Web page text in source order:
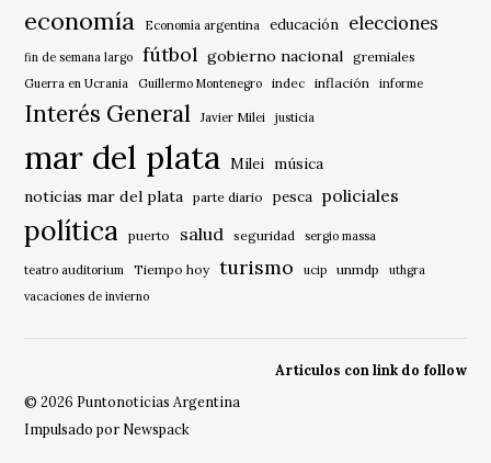
economía Economía argentina educación elecciones
fin de semana largo fútbol gobierno nacional gremiales
Guerra en Ucrania Guillermo Montenegro indec inflación informe
Interés General Javier Milei justicia
mar del plata Milei música
noticias mar del plata
parte diario pesca policiales
política puerto salud seguridad sergio massa
teatro auditorium Tiempo hoy turismo ucip unmdp
uthgra
vacaciones de invierno
Articulos con link do follow
© 2026 Puntonoticias Argentina
Impulsado por Newspack